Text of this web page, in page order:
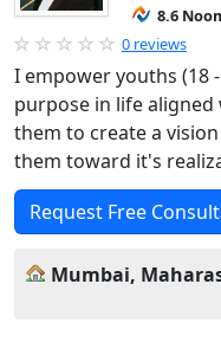
8.6
0 reviews
I empower youths (18
purpose in life
them to create a
them toward it's
Request Free
Mumbai,